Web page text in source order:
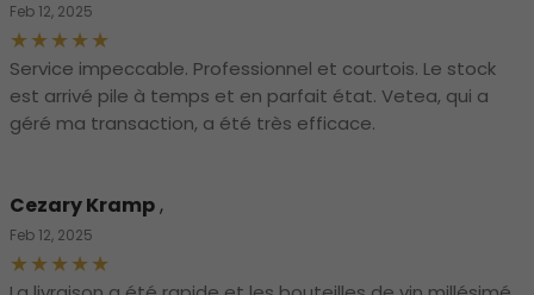
Feb 12, 2025
Service impeccable. Professionnel et courtois. Le stock
est arrivé pile à temps et en parfait état. Vetea, qui a
géré ma transaction, a été très efficace.
Cezary Kramp,
Feb 12, 2025